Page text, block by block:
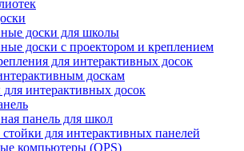
доски для школы
доски с проектором и креплением
для интерактивных досок
доскам
для интерактивных досок
панель для школ
для интерактивных панелей
компьютеры (OPS)